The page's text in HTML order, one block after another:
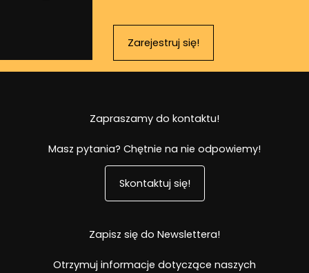
Zarejestruj się!
Zapraszamy do kontaktu!
Masz pytania? Chętnie na nie odpowiemy!
Skontaktuj się!
Zapisz się do Newslettera!
Otrzymuj informacje dotyczące naszych